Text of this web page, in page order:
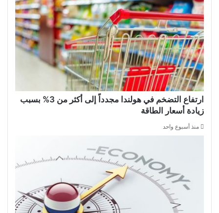
ارتفاع التضخم في هولندا مجدداً إلى أكثر من 3% بسبب
زيادة أسعار الطاقة
منذ أسبوع واحد